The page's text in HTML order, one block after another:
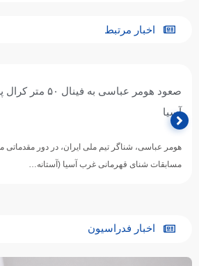
اخبار مرتبط
صعود هومر عباسی به
آسیا
مسابقات شنای قهرمانی غرب آسیا (آستانه…
اخبار فدراسیون